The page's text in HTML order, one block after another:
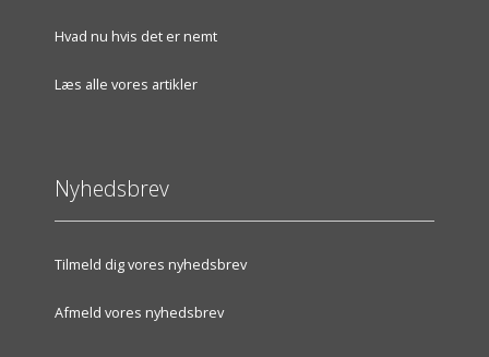
Hvad nu hvis det er nemt
Læs alle vores artikler
Nyhedsbrev
Tilmeld dig vores nyhedsbrev
Afmeld vores nyhedsbrev